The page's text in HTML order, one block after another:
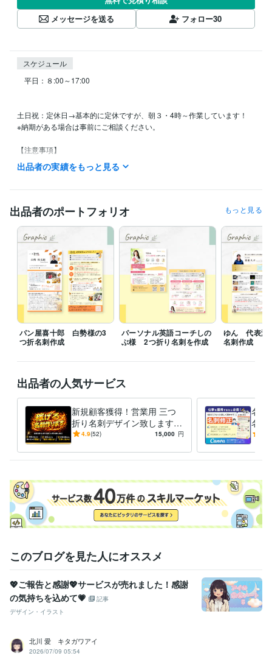
メッセージを送る
フォロー30
スケジュール
平日：８:00～17:00
土日祝：定休日→基本的に定休ですが、朝３・4時～作業しています！
※納期がある場合は事前にご相談ください。
【注意事項】
夜更かしが苦手で、予定がなければ基本娘とともに21時に就寝します…
笑
デザイナー / グラフィックデザイナー
デザイナー / Webデザイナー 経験年数 : 2年
ライフスタイル・その他 / 保育士・ベビーシッター 経験年数 : 4年
受賞歴
ココナラサービス出品 ココナラサービス初売り上げ達成
ココナラサ
ービス2件目受注 ココナラサービス3件目受注 ココナラ　レギュラー
ランク昇格
幼稚園教諭免許 取得年 : 2012年
保育士 取得年 : 2012年
ビジネス・クリエイティブツール
STUDIO:1年Canva:3年 Figma:1年
得意分野
デザイン制作 名刺デザイン チラシ・パンフレット等グラフィック製
爽やか ビジネス
食品
スイーツ
名刺 営業
ど） ホームページデザイン
ホームページ サムネイル
SNS画像
美容業界
出品者の実績をもっと見る
出品者のポートフォリオ もっと見る
パン屋喜十郎 白勢様の3
つ折名刺作成
パーソナル英語コーチしの
ぶ様 2つ折り名刺を作成
ゆん 代表渡
名刺作成
出品者の人気サービス
新規顧客獲得！営業用 三つ
折り名刺デザイン致します 3
倍の情報量だから印象残り、
対応！
4.9(52) 15,000 円
名刺
名刺
のサ
このブログを見た人にオススメ
💖ご報告と感謝💖サービスが売れました！感謝
の気持ちを込めて💗
記事
デザイン・イラスト
北川 愛 キタガワアイ
2026/07/09 05:54